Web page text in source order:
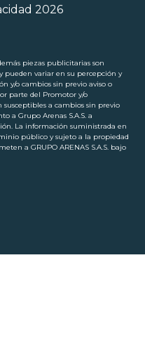
2026
piezas publicitarias son
pueden variar en su percepción y
y/o cambios sin previo aviso o
parte del Promotor y/o
susceptibles a cambios sin previo
a Grupo Arenas S.A.S. a
La información suministrada en
público y sujeto a la propiedad
a GRUPO ARENAS S.A.S. bajo